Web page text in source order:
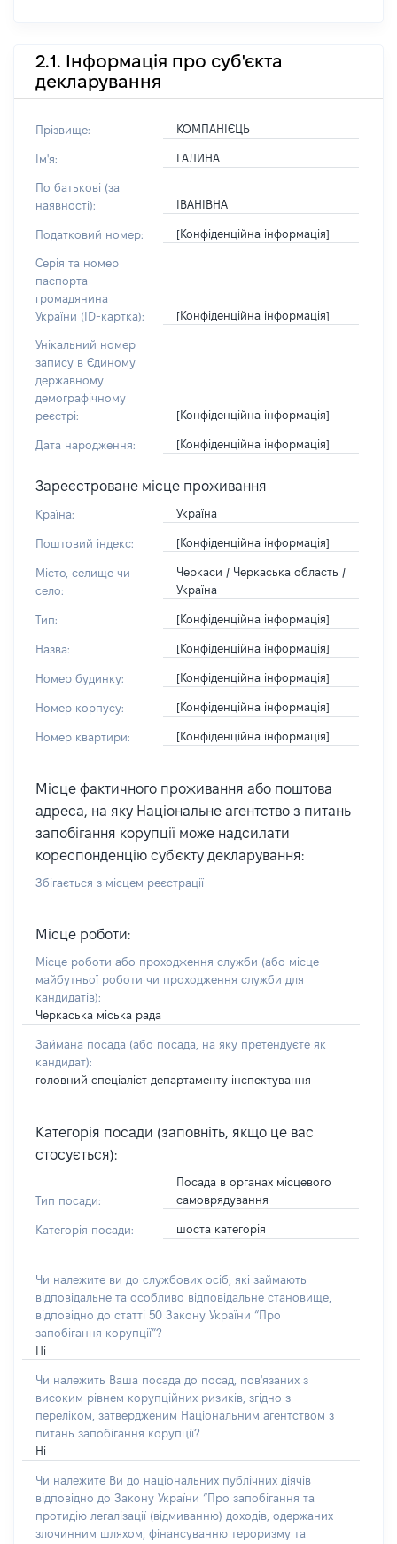
2.1. Інформація про суб'єкта
декларування
Прізвище: КОМПАНІЄЦЬ
Ім'я: ГАЛИНА
По батькові (за
наявності):
ІВАНІВНА
Податковий номер: [Конфіденційна інформація]
Серія та номер
паспорта
громадянина
України (ID-картка):
[Конфіденційна інформація]
Унікальний номер
запису в Єдиному
державному
демографічному
реєстрі:
[Конфіденційна інформація]
Дата народження: [Конфіденційна інформація]
Зареєстроване місце проживання
Країна: Україна
Поштовий індекс: [Конфіденційна інформація]
Місто, селище чи
село:
Черкаси / Черкаська область /
Україна
Тип: [Конфіденційна інформація]
Назва: [Конфіденційна інформація]
Номер будинку: [Конфіденційна інформація]
Номер корпусу: [Конфіденційна інформація]
Номер квартири: [Конфіденційна інформація]
Місце фактичного проживання або поштова
адреса, на яку Національне агентство з питань
запобігання корупції може надсилати
кореспонденцію суб'єкту декларування:
Збігається з місцем реєстрації
Місце роботи:
Місце роботи або проходження служби (або місце
майбутньої роботи чи проходження служби для
кандидатів):
Черкаська міська рада
Займана посада (або посада, на яку претендуєте як
кандидат):
головний спеціаліст департаменту інспектування
Категорія посади (заповніть, якщо це вас
стосується):
Тип посади:
Посада в органах місцевого
самоврядування
Категорія посади: шоста категорія
Чи належите ви до службових осіб, які займають
відповідальне та особливо відповідальне становище,
відповідно до статті 50 Закону України “Про
запобігання корупції”?
Ні
Чи належить Ваша посада до посад, пов'язаних з
високим рівнем корупційних ризиків, згідно з
переліком, затвердженим Національним агентством з
питань запобігання корупції?
Ні
Чи належите Ви до національних публічних діячів
відповідно до Закону України “Про запобігання та
протидію легалізації (відмиванню) доходів, одержаних
злочинним шляхом, фінансуванню тероризму та